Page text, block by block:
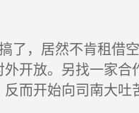
，居然不肯租借
开放。另找一家
而开始向司南大吐